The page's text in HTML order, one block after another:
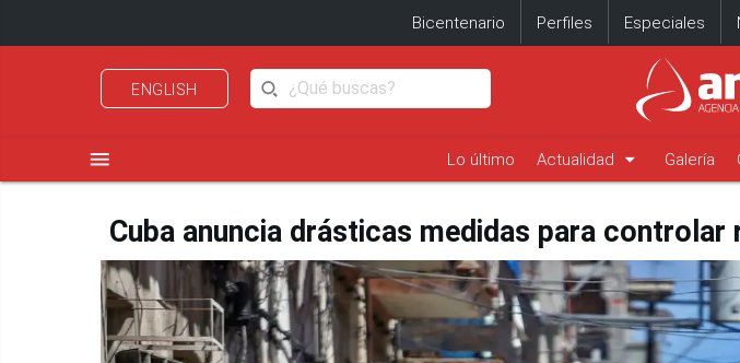
Bicentenario Perfiles Especiales
ENGLISH
menu Lo último Actualidad arrow_drop_down Galería
Cuba anuncia drásticas medidas para